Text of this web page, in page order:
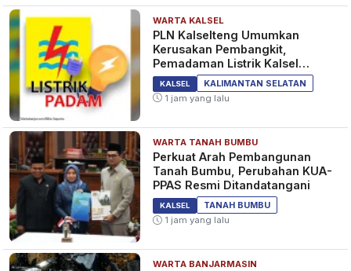
WARTA KALSEL
PLN Kalselteng Umumkan
Kerusakan Pembangkit,
Pemadaman Listrik Kalsel
Diperpanjang?
KALSEL
KALIMANTAN SELATAN
1 jam yang lalu
WARTA TANAH BUMBU
Perkuat Arah Pembangunan
Tanah Bumbu, Perubahan KUA-
PPAS Resmi Ditandatangani
KALSEL
TANAH BUMBU
1 jam yang lalu
WARTA BANJARMASIN